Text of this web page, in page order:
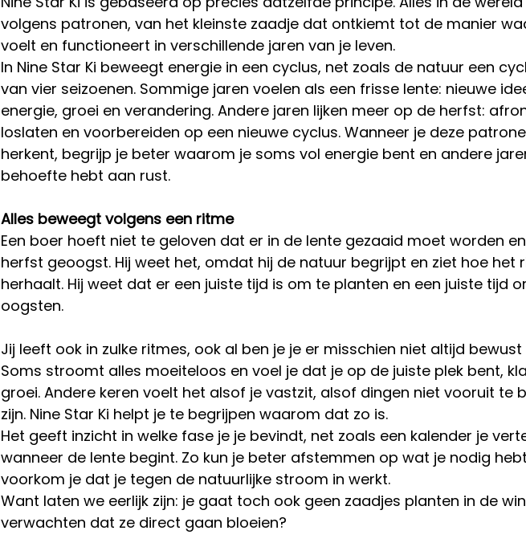
volgens patronen, van het kleinste zaadje dat ontkiemt tot de manier
voelt en functioneert in verschillende jaren van je leven.
In Nine Star Ki beweegt energie in een cyclus, net zoals de natuur een
van vier seizoenen. Sommige jaren voelen als een frisse lente: nieuwe
energie, groei en verandering. Andere jaren lijken meer op de herfst:
loslaten en voorbereiden op een nieuwe cyclus. Wanneer je deze
herkent, begrijp je beter waarom je soms vol energie bent en andere
behoefte hebt aan rust.
Alles beweegt volgens een ritme
Een boer hoeft niet te geloven dat er in de lente gezaaid moet worden
herfst geoogst. Hij weet het, omdat hij de natuur begrijpt en ziet hoe het
herhaalt. Hij weet dat er een juiste tijd is om te planten en een juiste tijd
oogsten.
Jij leeft ook in zulke ritmes, ook al ben je je er misschien niet altijd bewust
Soms stroomt alles moeiteloos en voel je dat je op de juiste plek bent,
groei. Andere keren voelt het alsof je vastzit, alsof dingen niet vooruit te
zijn. Nine Star Ki helpt je te begrijpen waarom dat zo is.
Het geeft inzicht in welke fase je je bevindt, net zoals een kalender je
wanneer de lente begint. Zo kun je beter afstemmen op wat je nodig
voorkom je dat je tegen de natuurlijke stroom in werkt.
Want laten we eerlijk zijn: je gaat toch ook geen zaadjes planten in de
verwachten dat ze direct gaan bloeien?